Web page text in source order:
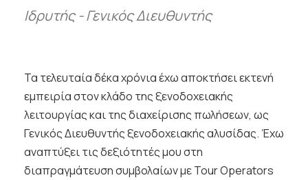
Ιδρυτής - Γενικός Διευθυντής
Τα τελευταία δέκα χρόνια έχω αποκτήσει εκτενή
εμπειρία στον κλάδο της ξενοδοχειακής
λειτουργίας και της διαχείρισης πωλήσεων, ως
Γενικός Διευθυντής ξενοδοχειακής αλυσίδας. Έχω
αναπτύξει τις δεξιότητές μου στη
διαπραγμάτευση συμβολαίων με Tour Operators